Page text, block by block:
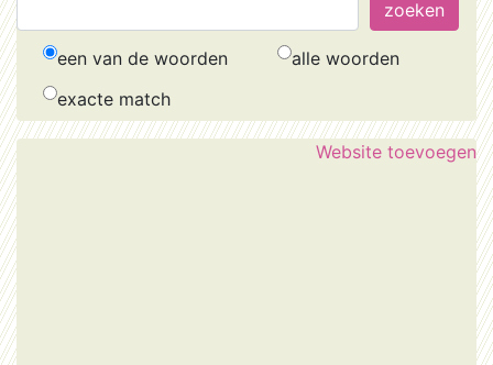
een van de woorden
alle woorden
exacte match
Website toevoegen